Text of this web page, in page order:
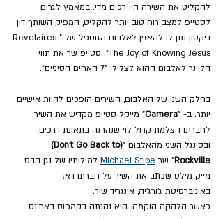
להקליט את השירה היו רכים מדי. במאמץ לגרום
לסטייפ למצב רוח טוב יותר להקליט, המפיק השותף דון
דיקסון נתן לו להאזין לאלבום הגוספל של "Revelaires
The Joy of Knowing Jesus". סטייפ שר את תווי
הליינר לאלבום ההוא לצלילי "7 האחים הסיניים".
בחלק השני של האלבום, השירים הופכים להיות אישיים
יותר. ב- "Camera" מייקל סטייפ מקדיש את השיר
לחברתו הצלמת קרול לוי שנהרגה בתאונת דרכים.
ובסינגל השני מהאלבום "
(Don't Go Back to)
Rockville" שר Michael Stipe למילותיו של נגן הבס
מייק מילס שכתב את השיר על חברתו דאז
באוניברסיטת ג'ורג'יה, אינגריד שור.
כאשר הלהקה הוקמה. היא נהנתה בקמפוס באת'נס